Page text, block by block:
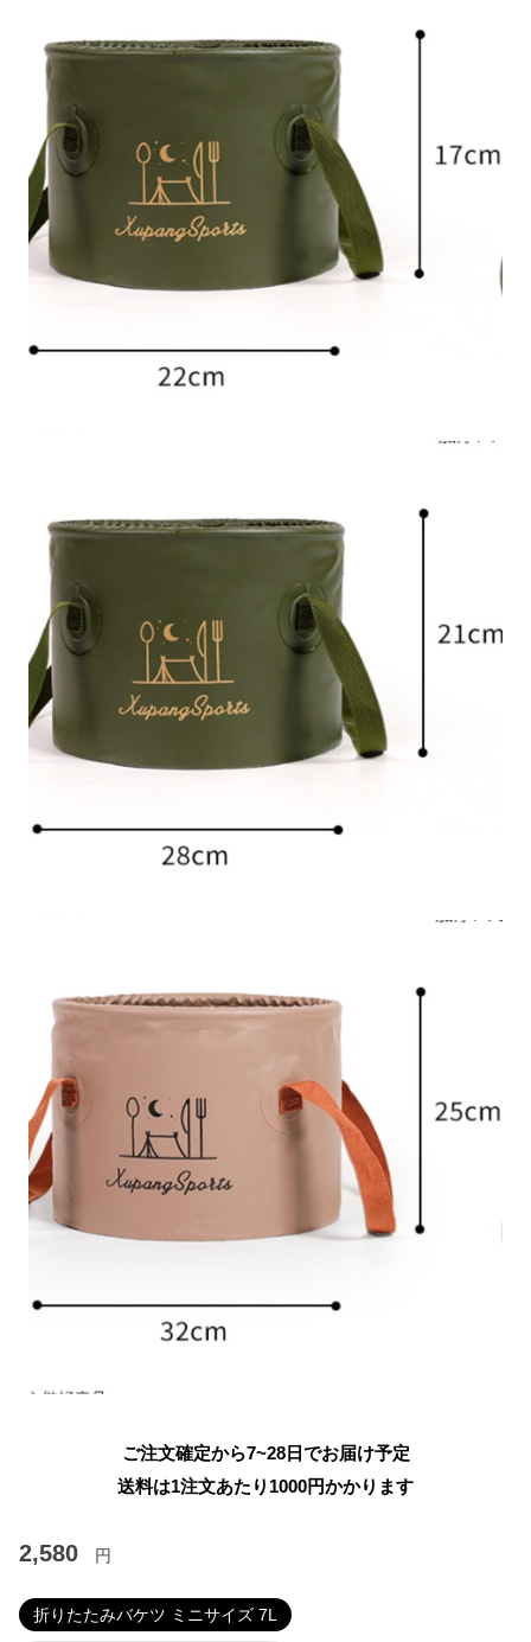
ご注文確定から7~28日でお届け予定
送料は1注文あたり 1000円かかります
2,580 円
折りたたみバケツ ミニサイズ 7L